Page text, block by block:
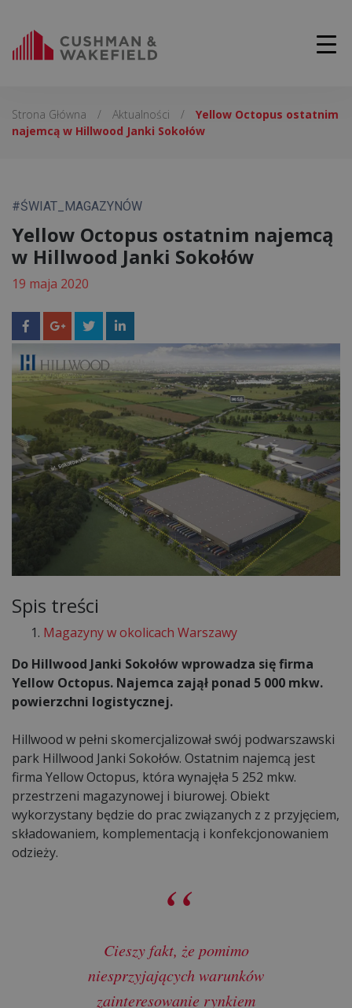
Strona Główna / Aktualności /
Yellow Octopus ostatnim
najemcą w Hillwood Janki Sokołów
#ŚWIAT_MAGAZYNÓW
Yellow Octopus ostatnim najemcą
w Hillwood Janki Sokołów
19 maja 2020
Spis treści
Magazyny w okolicach Warszawy
Do Hillwood Janki Sokołów wprowadza się firma
Yellow Octopus. Najemca zajął ponad 5 000 mkw.
powierzchni logistycznej.
Hillwood w pełni skomercjalizował swój podwarszawski
park Hillwood Janki Sokołów. Ostatnim najemcą jest
firma Yellow Octopus, która wynajęła 5 252 mkw.
przestrzeni magazynowej i biurowej. Obiekt
wykorzystany będzie do prac związanych z z przyjęciem,
składowaniem, komplementacją i konfekcjonowaniem
odzieży.
Cieszy fakt, że pomimo
niesprzyjających warunków
zainteresowanie rynkiem